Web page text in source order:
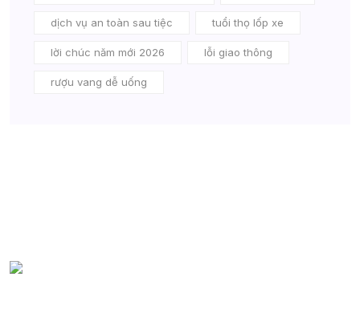
dịch vụ an toàn sau tiệc tuổi thọ lốp xe
lời chúc năm mới 2026 lỗi giao thông
rượu vang dễ uống